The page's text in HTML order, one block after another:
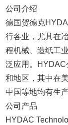
公司介绍
德国贺德克
行各业，尤其在
程机械、造纸工
泛应用。HYDAC
和地区，其中在
中国等地均有生
公司产品
HYDAC